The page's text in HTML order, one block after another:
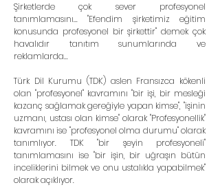
Şirketlerde çok sever profesyonel
tanımlamasını... "Efendim şirketimiz eğitim
konusunda profesyonel bir şirkettir" demek çok
havalıdır tanıtım sunumlarında ve
reklamlarda...
Türk Dil Kurumu (TDK) aslen Fransızca kökenli
olan "profesyonel" kavramını "bir işi, bir mesleği
kazanç sağlamak gereğiyle yapan kimse", "işinin
uzmanı, ustası olan kimse" olarak "Profesyonellik"
kavramını ise "profesyonel olma durumu" olarak
tanımlıyor. TDK "bir şeyin profesyoneli"
tanımlamasını ise "bir işin, bir uğraşın bütün
inceliklerini bilmek ve onu ustalıkla yapabilmek"
olarak açıklıyor.